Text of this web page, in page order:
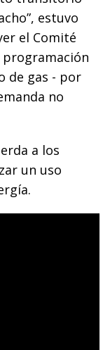
estuvo
el Comité
programación
de gas - por
no
a los
un uso